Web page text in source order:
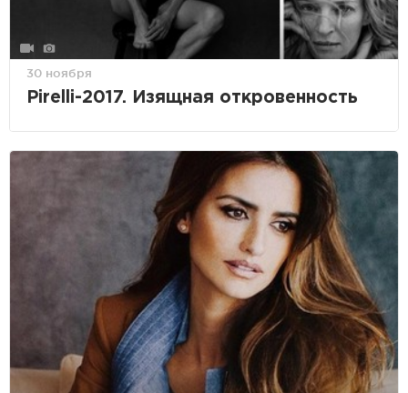
30 ноября
Pirelli-2017. Изящная откровенность